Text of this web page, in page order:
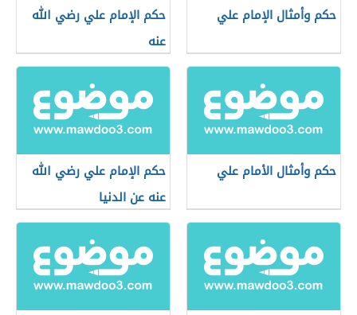
حكم وأمثال الإمام علي
حكم الإمام علي رضي الله
عنه
حكم وأمثال الأمام علي
حكم الإمام علي رضي الله
عنه عن الدنيا